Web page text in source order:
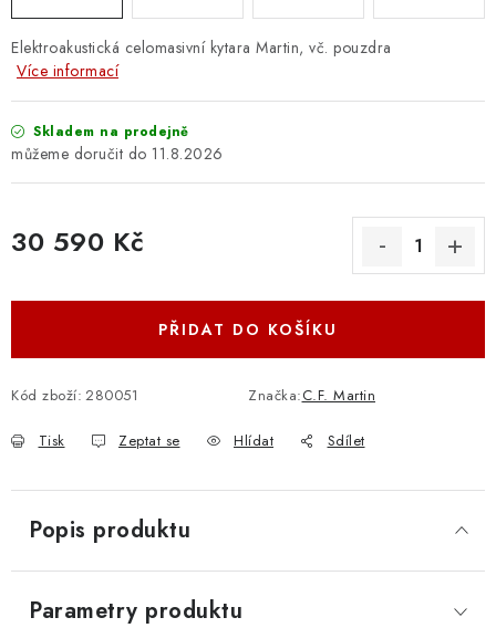
OBCHODNÍ PODMÍNKY
ODSTOUPENÍ OD SMLOUVY
ZÁSADY ZPRACOVÁNÍ OSOBNÍCH ÚDAJŮ
OBCHODNÍ PODMÍNKY
ODSTOUPENÍ OD SMLOUVY
Elektroakustická celomasivní kytara Martin, vč. pouzdra
Více informací
Skladem na prodejně
11.8.2026
30 590 Kč
PŘIDAT DO KOŠÍKU
Kód zboží: 280051 Značka:C.F. Martin
Tisk Zeptat se Hlídat Sdílet
Popis produktu
Parametry produktu